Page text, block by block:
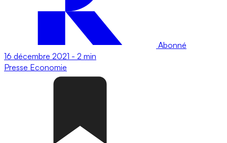
Abonné
16 décembre 2021 - 2 min
Presse Economie